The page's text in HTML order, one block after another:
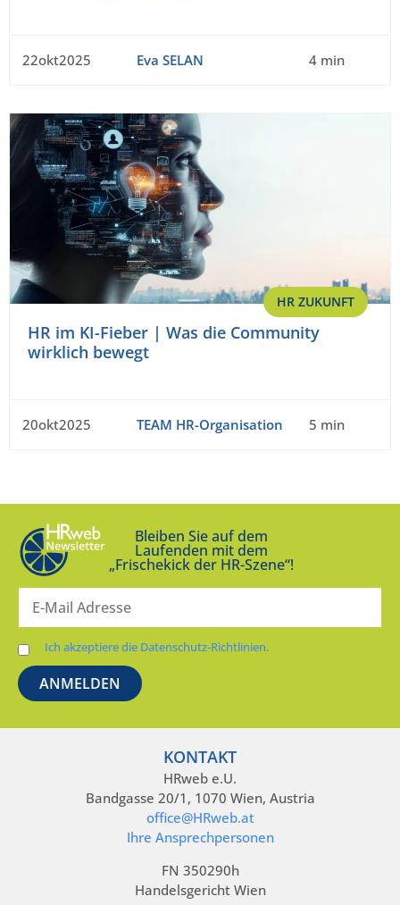
22okt2025 Eva SELAN 4 min
HR ZUKUNFT
HR im KI-Fieber | Was die Community
wirklich bewegt
20okt2025 TEAM HR-Organisation 5 min
Bleiben Sie auf dem
Laufenden mit dem
„Frischekick der HR-Szene“!
Ich akzeptiere die Datenschutz-Richtlinien.
KONTAKT
HRweb e.U.
Bandgasse 20/1, 1070 Wien, Austria
office@HRweb.at
Ihre Ansprechpersonen
FN 350290h
Handelsgericht Wien